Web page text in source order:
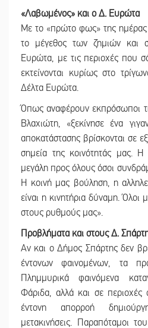
«Λαβωμένος» και ο Δ. Ευρώτα
Με το «πρώτο φως» της ημέρας
το μέγεθος των ζημιών και
Ευρώτα, με τις περιοχές που
εκτείνονται κυρίως στο
Δέλτα Ευρώτα.
Όπως αναφέρουν εκπρόσωποι
Βλαχιώτη, «ξεκίνησε ένα
αποκατάστασης βρίσκονται σε
σημεία της κοινότητάς μας.
μεγάλη προς όλους όσοι
Η κοινή μας βούληση, η
είναι η κινητήρια δύναμη. Όλοι
στους ρυθμούς μας».
Προβλήματα και στους Δ.
Αν και ο Δήμος Σπάρτης δεν
έντονων φαινομένων, τα
Πλημμυρικά φαινόμενα
Φάριδα, αλλά και σε
έντονη απορροή
μετακινήσεις. Παραπόταμοι